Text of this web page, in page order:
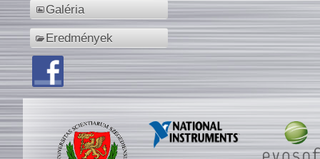
Galéria
Eredmények